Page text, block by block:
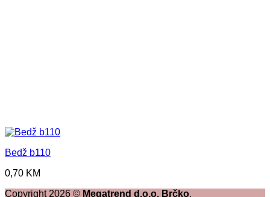
Bedž b110
0,70 KM
Copyright 2026 © Megatrend d.o.o. Brčko.